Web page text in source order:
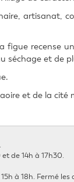
artisanat,
recense
et de
et de la cité
de 14h à 17h30.
à 18h. Fermé